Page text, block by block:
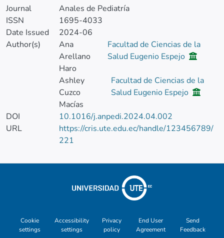
Journal
Anales de Pediatría
ISSN
1695-4033
Date Issued
2024-06
Author(s)
Ana
Arellano
Haro
Facultad de Ciencias de la
Salud Eugenio Espejo
Ashley
Cuzco
Macías
Facultad de Ciencias de la
Salud Eugenio Espejo
DOI
10.1016/j.anpedi.2024.04.002
URL
https://cris.ute.edu.ec/handle/123456789/
221
Cookie
settings
Accessibility
settings
Privacy
policy
End User
Agreement
Send
Feedback